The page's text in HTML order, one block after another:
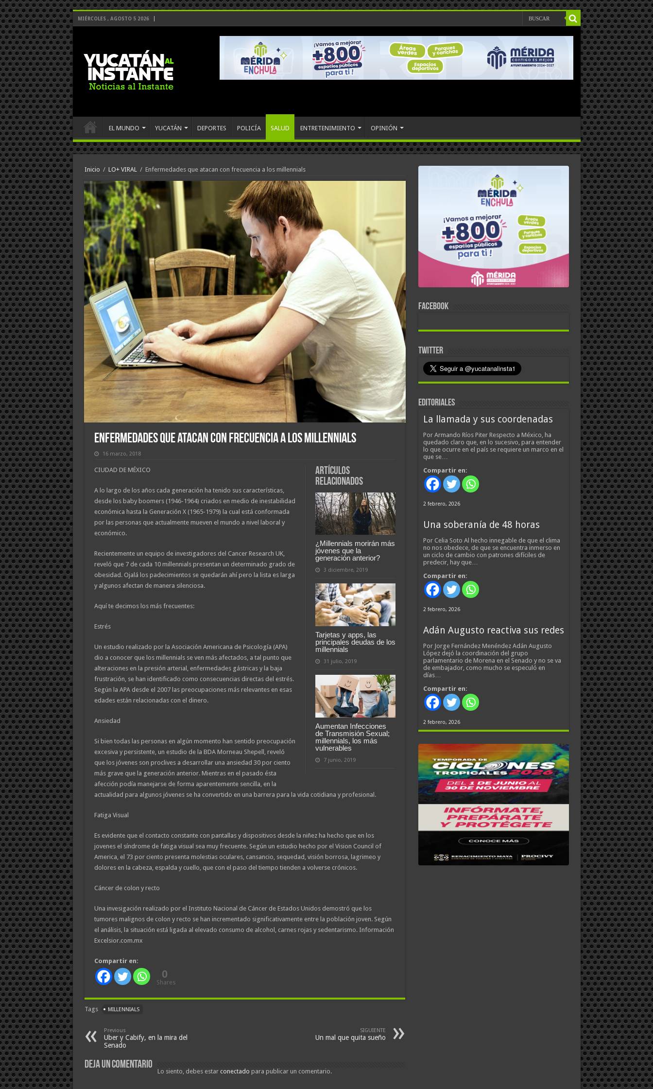
MIÉRCOLES , AGOSTO 5 2026
EL MUNDO YUCATÁN DEPORTES POLICÍA SALUD ENTRETENIMIENTO OPINIÓN
Inicio / LO+ VIRAL / Enfermedades que atacan con frecuencia a los millennials
Enfermedades que atacan con frecuencia a los millennials
16 marzo, 2018
Artículos
relacionados
¿Millennials morirán más
jóvenes que la
generación anterior?
3 diciembre, 2019
Tarjetas y apps, las
principales deudas de los
millennials
31 julio, 2019
Aumentan Infecciones
de Transmisión Sexual;
millennials, los más
vulnerables
7 junio, 2019
CIUDAD DE MÉXICO
A lo largo de los años cada generación ha tenido sus características,
desde los baby boomers (1946-1964) criados en medio de inestabilidad
económica hasta la Generación X (1965-1979) la cual está conformada
por las personas que actualmente mueven el mundo a nivel laboral y
económico.
Recientemente un equipo de investigadores del Cancer Research UK,
reveló que 7 de cada 10 millennials presentan un determinado grado de
obesidad. Ojalá los padecimientos se quedarán ahí pero la lista es larga
y algunos afectan de manera silenciosa.
Aquí te decimos los más frecuentes:
Estrés
Un estudio realizado por la Asociación Americana de Psicología (APA)
dio a conocer que los millennials se ven más afectados, a tal punto que
alteraciones en la presión arterial, enfermedades gástricas y la baja
frustración, se han identificado como consecuencias directas del estrés.
Según la APA desde el 2007 las preocupaciones más relevantes en esas
edades están relacionadas con el dinero.
Ansiedad
Si bien todas las personas en algún momento han sentido preocupación
excesiva y persistente, un estudio de la BDA Morneau Shepell, reveló
que los jóvenes son proclives a desarrollar una ansiedad 30 por ciento
más grave que la generación anterior. Mientras en el pasado ésta
afección podía manejarse de forma aparentemente sencilla, en la
actualidad para algunos jóvenes se ha convertido en una barrera para la vida cotidiana y profesional.
Fatiga Visual
Es evidente que el contacto constante con pantallas y dispositivos desde la niñez ha hecho que en los
jovenes el síndrome de fatiga visual sea muy frecuente. Según un estudio hecho por el Vision Council of
America, el 73 por ciento presenta molestias oculares, cansancio, sequedad, visión borrosa, lagrimeo y
dolores en la cabeza, espalda y cuello, que con el paso del tiempo tienden a volverse crónicos.
Cáncer de colon y recto
Una invesigación realizado por el Instituto Nacional de Cáncer de Estados Unidos demostró que los
tumores malignos de colon y recto se han incrementado significativamente entre la población joven. Según
el análisis, la situación está ligada al elevado consumo de alcohol, carnes rojas y sedentarismo. Información
Excelsior.com.mx
Compartir en:
0
Shares
Tags MILLENNIALS
Previous
Uber y Cabify, en la mira del
Senado
SIGUIENTE
Un mal que quita sueño
Deja un comentario
Lo siento, debes estar conectado para publicar un comentario.
FACEBOOK
TWITTER
EDITORIALES
La llamada y sus coordenadas
Por Armando Ríos Piter Respecto a México, ha
quedado claro que, en lo sucesivo, para entender
lo que ocurre en el país se requiere un marco en el
que se…
Compartir en:
2 febrero, 2026
Una soberanía de 48 horas
Por Celia Soto Al hecho innegable de que el clima
no nos obedece, de que se encuentra inmerso en
un ciclo de cambio con patrones difíciles de
predecir, hay que…
Compartir en:
2 febrero, 2026
Adán Augusto reactiva sus redes
Por Jorge Fernández Menéndez Adán Augusto
López dejó la coordinación del grupo
parlamentario de Morena en el Senado y no se va
de embajador, como mucho se especuló en
días…
Compartir en:
2 febrero, 2026